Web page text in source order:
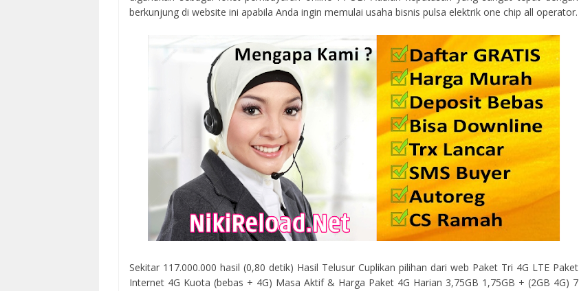
berkunjung di website ini apabila Anda ingin memulai usaha bisnis pulsa elektrik one chip all operator.
Sekitar 117.000.000 hasil (0,80 detik) Hasil Telusur Cuplikan pilihan dari web Paket Tri 4G LTE Paket
Internet 4G Kuota (bebas + 4G) Masa Aktif & Harga Paket 4G Harian 3,75GB 1,75GB + (2GB 4G) 7